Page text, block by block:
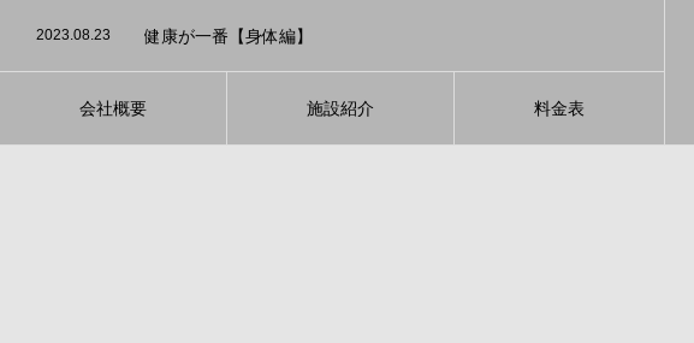
会社概要 施設紹介 料金表
2023.08.16 40代男性のビフォーアフターをご紹介
2023.08.4 適切な睡眠を心がけて【ダイエット】
2023.08.23 健康が一番【身体編】